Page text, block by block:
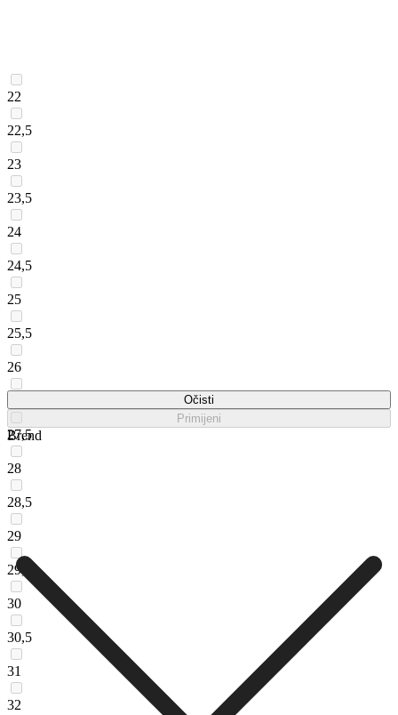
22
22,5
23
23,5
24
24,5
25
25,5
26
27,5
28
28,5
29
29,5
30
30,5
31
32
Očisti
Primijeni
Brend